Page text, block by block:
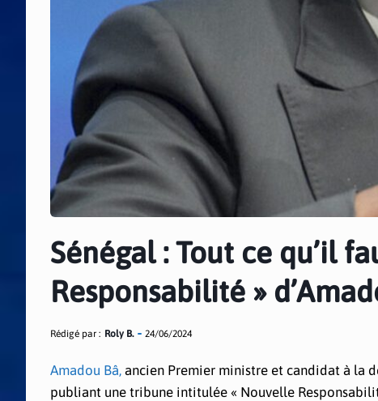
Sénégal : Tout ce qu’il
Responsabilité »
Rédigé par : Roly B. 24/06/2024
Amadou Bâ, ancien Premier ministre et candidat à la
publiant une tribune intitulée « Nouvelle